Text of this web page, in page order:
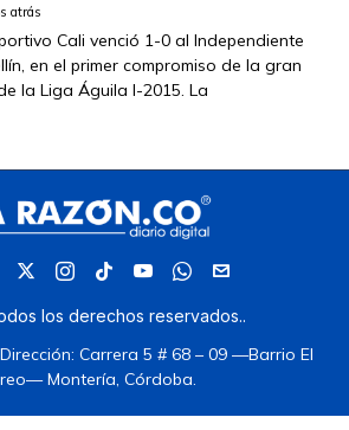
atrás
Cali venció 1-0 al Independiente
en el primer compromiso de la gran
la Liga Águila I-2015. La
los derechos reservados..
Carrera 5 # 68 – 09 —Barrio El
Montería, Córdoba.